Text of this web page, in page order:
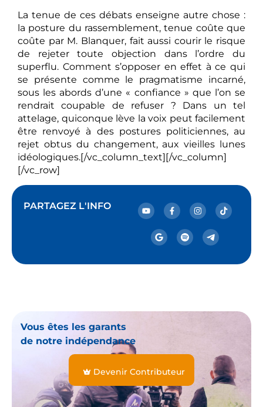
La tenue de ces débats enseigne autre chose :
la posture du rassemblement, tenue coûte que
coûte par M. Blanquer, fait aussi courir le risque
de rejeter toute objection dans l’ordre du
superflu. Comment s’opposer en effet à ce qui
se présente comme le pragmatisme incarné,
sous les abords d’une « confiance » que l’on se
rendrait coupable de refuser ? Dans un tel
attelage, quiconque lève la voix peut facilement
être renvoyé à des postures politiciennes, au
rejet obtus du changement, aux vieilles lunes
idéologiques.[/vc_column_text][/vc_column]
[/vc_row]
PARTAGEZ L'INFO
Vous êtes les garants
de notre indépendance
Devenir Contributeur